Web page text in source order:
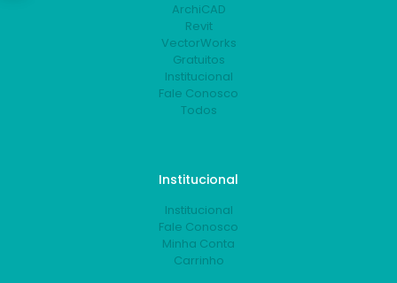
ArchiCAD
Revit
VectorWorks
Gratuitos
Institucional
Fale Conosco
Todos
Institucional
Institucional
Fale Conosco
Minha Conta
Carrinho